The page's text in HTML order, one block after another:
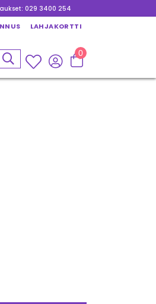
029 3400 254
LAHJAKORTTI
0